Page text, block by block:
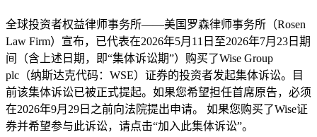
全球投资者权益律师事务所——美国罗森律师事务所（Rosen
Law Firm）宣布，已代表在2026年5月11日至2026年7月23日期
间（含上述日期，即“集体诉讼期”）购买了Wise Group
plc（纳斯达克代码：WSE）证券的投资者发起集体诉讼。目
前该集体诉讼已被正式提起。如果您希望担任首席原告，必须
在2026年9月29日之前向法院提出申请。 如果您购买了Wise证
券并希望参与此诉讼，请点击“加入此集体诉讼”。